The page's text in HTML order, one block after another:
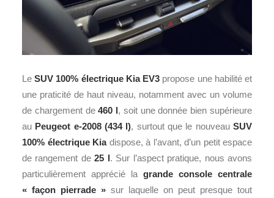
LeSUV 100% électrique Kia EV3 propose une habilité et
une praticité de haut niveau, notamment avec un volume
de chargement de460 l, soit une donnée bien supérieure
au Peugeot e-2008 (434 l), surtout que le nouveauSUV
100% électrique Kiadispose, à l’avant, d’un petit espace
de rangement de25 l. Sur l’aspect pratique, nous avons
particulièrement apprécié la grande console centrale
« façon pierrade » sur laquelle on peut presque tout